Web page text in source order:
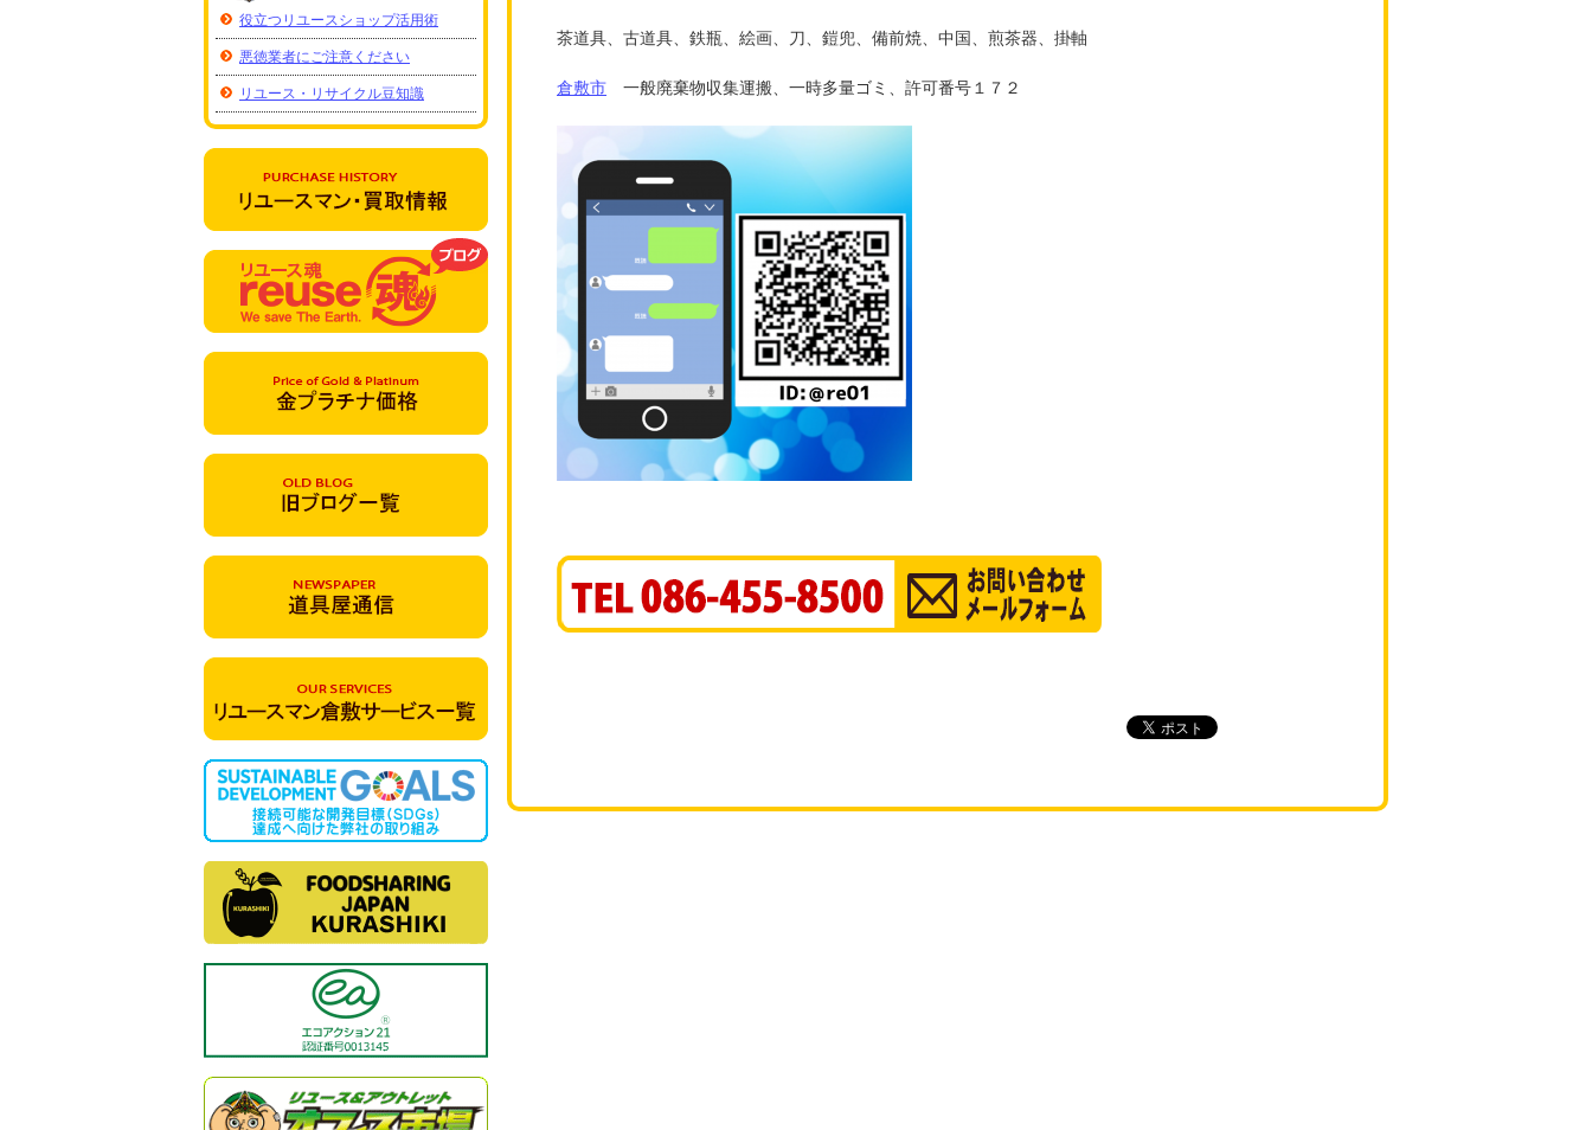
茶道具、古道具、鉄瓶、絵画、刀、鎧兜、備前焼、中国、煎茶器、掛軸
倉敷市 一般廃棄物収集運搬、一時多量ゴミ、許可番号１７２
役立つリユースショップ活用術
悪徳業者にご注意ください
リユース・リサイクル豆知識